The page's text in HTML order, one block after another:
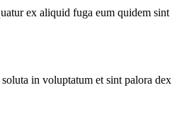
ex aliquid fuga eum quidem sint
in voluptatum et sint palora dex